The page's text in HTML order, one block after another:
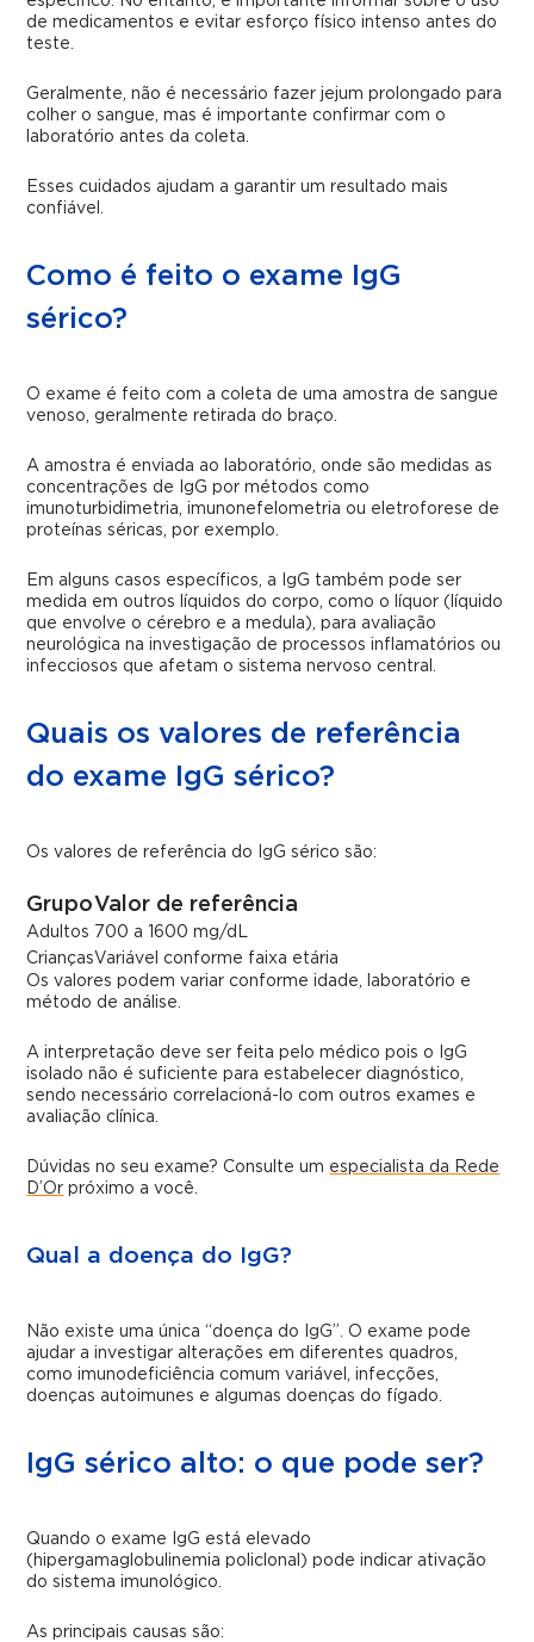
de medicamentos e evitar esforço físico intenso antes do
teste.
Geralmente, não é necessário fazer jejum prolongado para
colher o sangue, mas é importante confirmar com o
laboratório antes da coleta.
Esses cuidados ajudam a garantir um resultado mais
confiável.
Como é feito o exame IgG
sérico?
O exame é feito com a coleta de uma amostra de sangue
venoso, geralmente retirada do braço.
A amostra é enviada ao laboratório, onde são medidas as
concentrações de IgG por métodos como
imunoturbidimetria, imunonefelometria ou eletroforese de
proteínas séricas, por exemplo.
Em alguns casos específicos, a IgG também pode ser
medida em outros líquidos do corpo, como o líquor (líquido
que envolve o cérebro e a medula), para avaliação
neurológica na investigação de processos inflamatórios ou
infecciosos que afetam o sistema nervoso central.
Quais os valores de referência
do exame IgG sérico?
Os valores de referência do IgG sérico são:
GrupoValor de referência
Adultos 700 a 1600 mg/dL
CriançasVariável conforme faixa etária
Os valores podem variar conforme idade, laboratório e
método de análise.
A interpretação deve ser feita pelo médico pois o IgG
isolado não é suficiente para estabelecer diagnóstico,
sendo necessário correlacioná-lo com outros exames e
avaliação clínica.
Dúvidas no seu exame? Consulte um especialista da Rede
D’Or próximo a você.
Qual a doença do IgG?
Não existe uma única “doença do IgG”. O exame pode
ajudar a investigar alterações em diferentes quadros,
como imunodeficiência comum variável, infecções,
doenças autoimunes e algumas doenças do fígado.
IgG sérico alto: o que pode ser?
Quando o exame IgG está elevado
(hipergamaglobulinemia policlonal) pode indicar ativação
do sistema imunológico.
As principais causas são: